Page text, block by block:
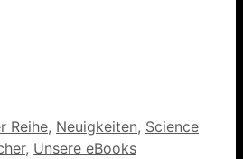
Reihe, Neuigkeiten, Science
, Unsere eBooks